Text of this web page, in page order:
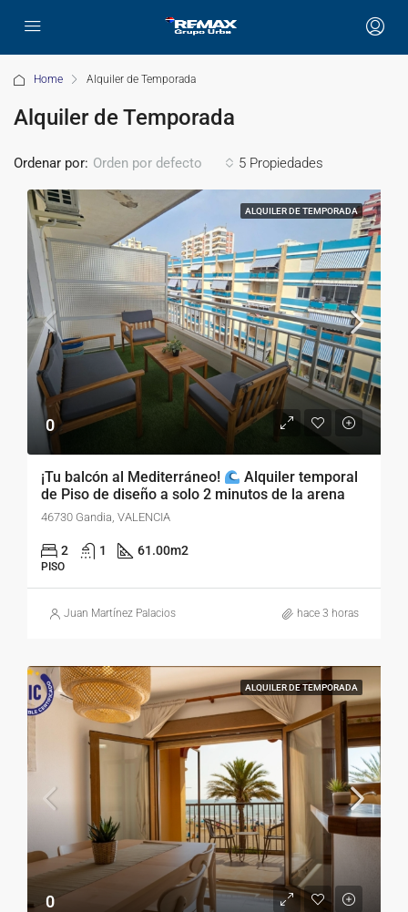
Home Alquiler de Temporada
Alquiler de Temporada
5 Propiedades
Ordenar por: Orden por defecto
ALQUILER DE TEMPORADA
0
¡Tu balcón al Mediterráneo!
Alquiler temporal
de Piso de diseño a solo 2 minutos de la arena
46730 Gandia, VALENCIA
2 1 61.00m2
PISO
Juan Martínez Palacios hace 3 horas
ALQUILER DE TEMPORADA
0